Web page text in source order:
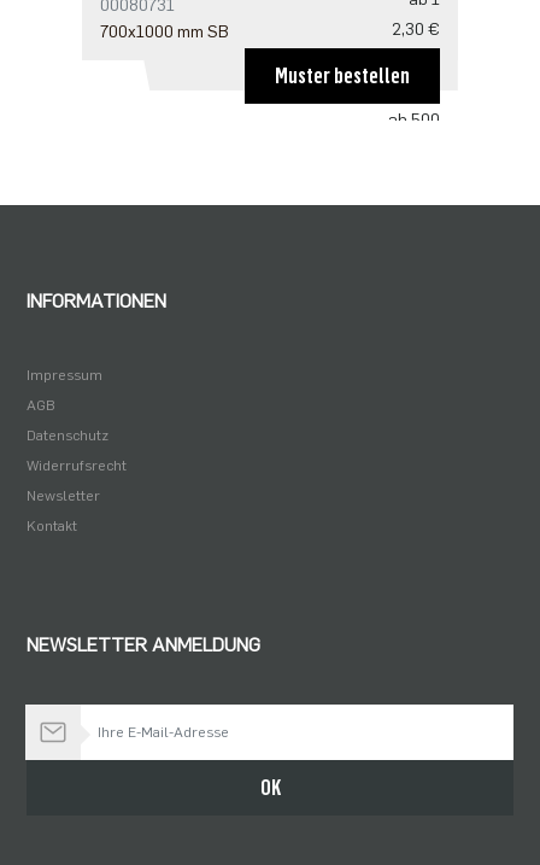
00080731
700x1000 mm SB
2,30 €
1,59 €
ab 500
1,02 €
Muster bestellen
INFORMATIONEN
Impressum
AGB
Datenschutz
Widerrufsrecht
Newsletter
Kontakt
NEWSLETTER ANMELDUNG
OK